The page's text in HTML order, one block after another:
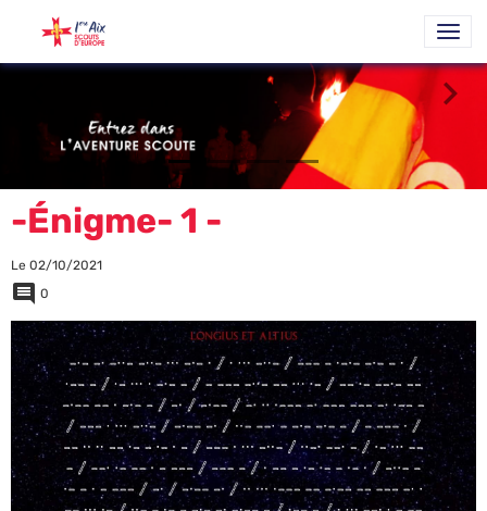
-Énigme- 1 -
Le 02/10/2021
0